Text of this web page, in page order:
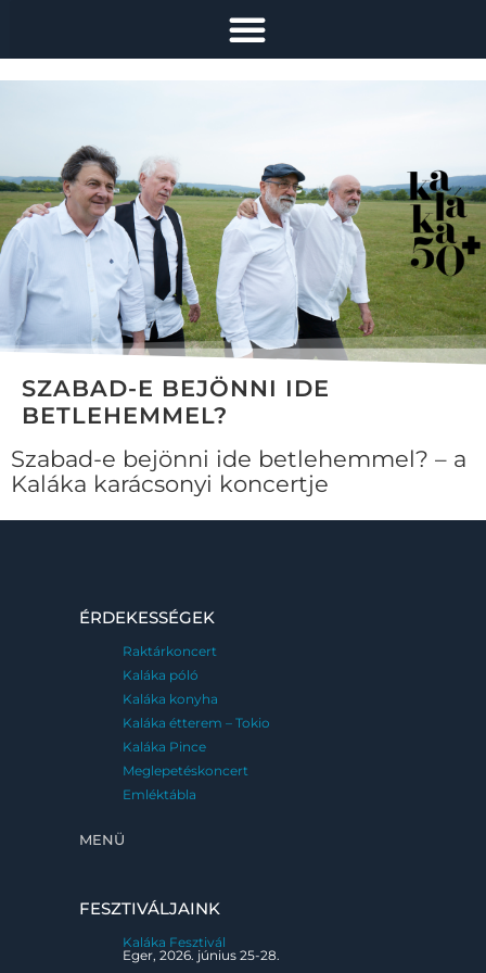
SZABAD-E BEJÖNNI IDE
BETLEHEMMEL?
Szabad-e bejönni ide betlehemmel? – a
Kaláka karácsonyi koncertje
ÉRDEKESSÉGEK
Raktárkoncert
Kaláka póló
Kaláka konyha
Kaláka étterem – Tokio
Kaláka Pince
Meglepetéskoncert
Emléktábla
MENÜ
FESZTIVÁLJAINK
Kaláka Fesztivál
Eger, 2026. június 25-28.